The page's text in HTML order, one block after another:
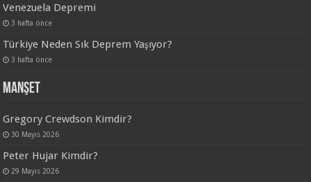
Venezuela Depremi
3 hafta önce
Türkiye Neden Sık Deprem Yaşıyor?
3 hafta önce
Manşet
Gregory Crewdson Kimdir?
30 Mayıs 2026
Peter Hujar Kimdir?
29 Mayıs 2026